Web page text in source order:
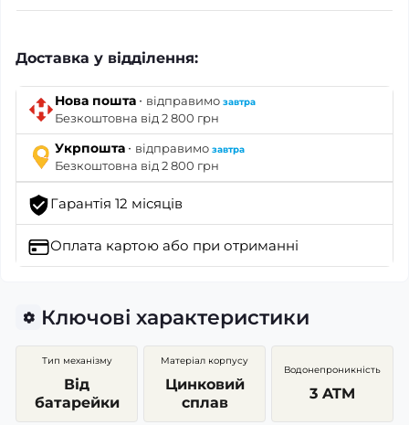
Доставка у відділення:
Нова пошта · відправимо завтра
Безкоштовна від 2 800 грн
Укрпошта · відправимо завтра
Безкоштовна від 2 800 грн
Гарантія 12 місяців
Оплата картою або при отриманні
Ключові характеристики
Тип механізму
Від
батарейки
Матеріал корпусу
Цинковий
сплав
Водонепроникність
3 ATM